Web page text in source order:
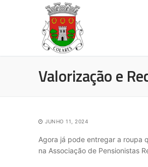
Valorização e
JUNHO 11, 2024
Agora já pode entregar a roupa
na Associação de Pensionistas